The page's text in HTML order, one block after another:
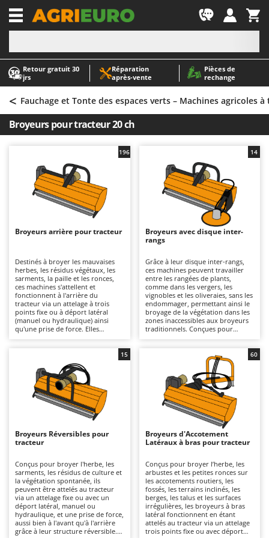
Retour gratuit 30
jrs
Réparation
après‑vente
Pièces de
rechange
-1
A
Abris de jardin
Accessoires pour tracteurs tondeuses autoportés
Aérateurs Scarificateurs pour gazon
Arracheuses de pommes de terre pour tracteur
Aspirateurs - Balais Électriques
Aspirateurs à cendres
Aspirateurs à feuilles sur roues
Aspirateurs de piscine
Atomiseurs agricoles pour tracteurs
Atomiseurs pour traitements
Autolaveuses
Autres produits
B
Balayeuses
Bancs de scie pour le bois - Scies à bûches
Barbecues
Bennes pour tracteur
Brosses pour sols extérieurs
Brouettes à moteur
Broyeurs à axe horizontal pour tracteur
Butteurs pour tracteur
C
Chargeurs de batterie - Démarreurs
Charrues pour tracteur
A
AgriEuro Premium
AgriEuro TOP-LINE
AGT
Airmec
AL-KO
ALA 2000
Ama
Ambrogio Robot
Annovi Reverberi
ANTHBOT
Archman
Ardes
Argo
Ariete
Attila
Ausonia
Awelco
B
Baesso
Bahco
< Fauchage et Tonte des espaces verts – Machines agricoles
Broyeurs pour tracteur 20 ch
Broyeurs arrière pour tracteur
Destinés à broyer les mauvaises
herbes, les résidus végétaux, les
sarments, la paille et les ronces,
ces machines s'attellent et
fonctionnent à l'arrière du
tracteur via un attelage à trois
points fixe ou à déport latéral
(manuel ou hydraulique) ainsi
qu'une prise de force. Elles
taille, grâce à des largeurs de
travail et des structures
disponibles en différentes
robustesses. Un large choix de
séries légères, moyennes et
lourdes permet d'adapter la
machine à la puissance du tracteur
(de 20 à 80 CV selon le modèle) et
au type de travail. Ces machines
peuvent être équipées de
systèmes de broyage à couteaux
et les résidus tendres, ou de
marteaux dentés si nécessaire,
pour broyer la végétation plus
résistante, les sarments et les
matériaux ligneux. L'entretien
prévoit des inspections fréquentes
avec lubrification des pièces
mobiles (cardans, roulements,
articulations et axes), contrôle de
196
Broyeurs avec disque inter-
rangs
Grâce à leur disque inter-rangs,
ces machines peuvent travailler
entre les rangées de plants,
comme dans les vergers, les
vignobles et les oliveraies, sans les
endommager, permettant ainsi le
broyage de la végétation dans les
zones inaccessibles aux broyeurs
traditionnels. Conçues pour
rangées des cultures, elles
fonctionnent en étant attelées au
tracteur via un attelage trois
points fixe ou à déplacement
latéral, manuelle ou hydraulique,
et une prise de force, ce qui les
rend idéales pour les
interventions d'entretien dans les
vignobles, les vergers et les
cultures en rangs, pour des
utilisations allant du semi-
professionnel au professionnel,
moyenne à grande. Elles sont
généralement compatibles avec
des tracteurs d'une puissance
comprise entre 30 et 70 CV et,
surtout, avec une pompe
hydraulique d'un débit minimal de
30 l/min. Elles sont disponibles en
différentes robustesses et poids
pour s'adapter à la puissance du
14
Broyeurs Réversibles pour
tracteur
Conçus pour broyer l'herbe, les
sarments, les résidus de culture et
la végétation spontanée, ils
peuvent être attelés au tracteur
via un attelage fixe ou avec un
déport latéral, manuel ou
hydraulique, et une prise de force,
aussi bien à l'avant qu'à l'arrière
grâce à leur structure réversible.
15
Broyeurs d'Accotement
Latéraux à bras pour tracteur
Conçus pour broyer l’herbe, les
arbustes et les petites ronces sur
les accotements routiers, les
fossés, les terrains inclinés, les
berges, les talus et les surfaces
irrégulières, les broyeurs à bras
latéral fonctionnent en étant
attelés au tracteur via un attelage
trois points fixe ou avec déport
60